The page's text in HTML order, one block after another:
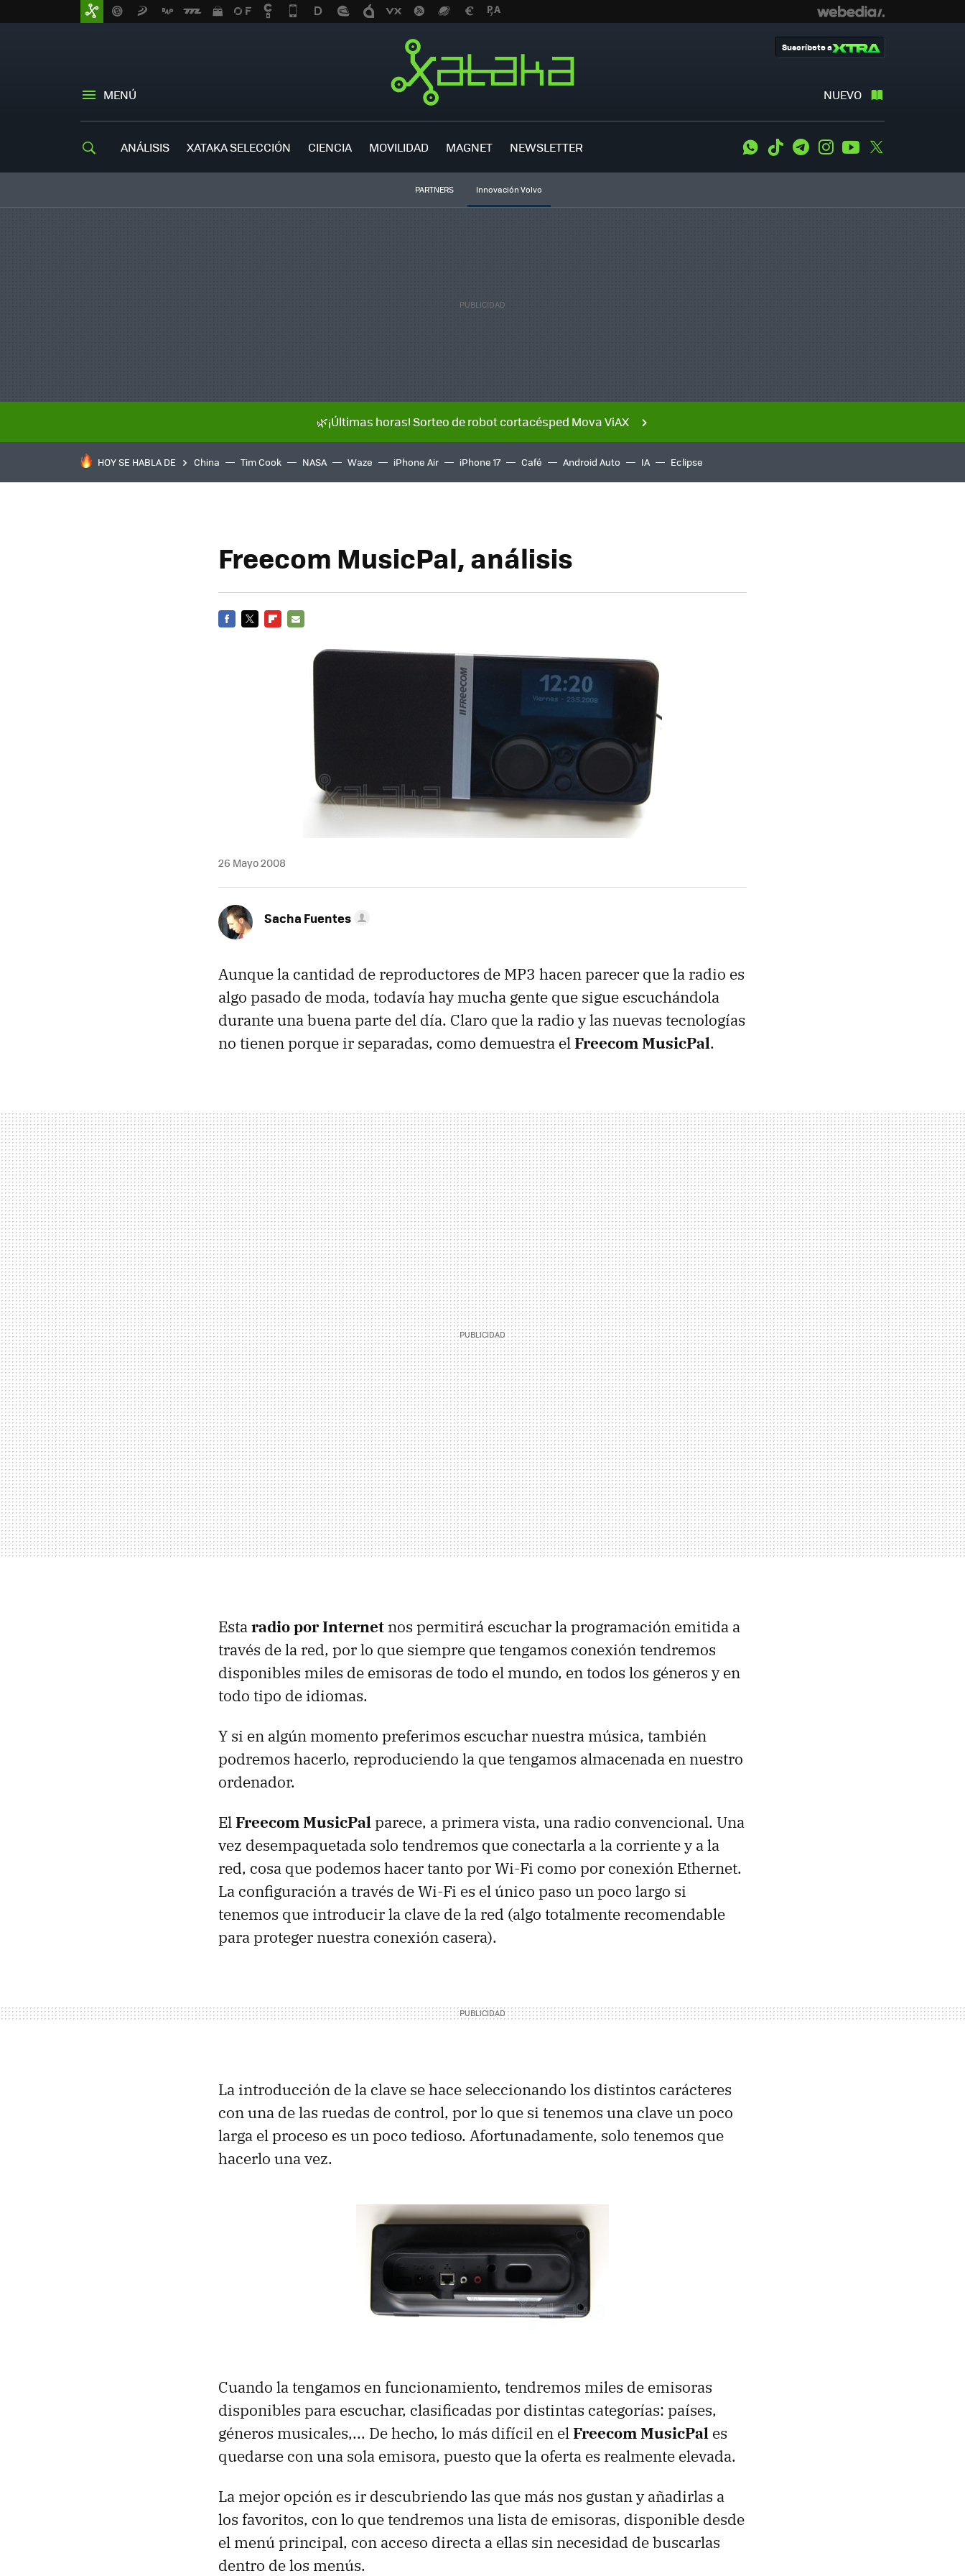
MENÚ NUEVO
Suscríbete a
ANÁLISIS XATAKA SELECCIÓN CIENCIA MOVILIDAD MAGNET NEWSLETTER WhatsApp
Tiktok TelegramInstagramYoutube
PARTNERS Innovación Volvo
🌿¡Últimas horas! Sorteo de robot cortacésped Mova ViAX
HOY SE HABLA DE China Tim Cook NASA Waze iPhone Air iPhone 17 Café Android Auto IA Eclipse
Freecom MusicPal, análisis
26 Mayo 2008
Sacha Fuentes
Aunque la cantidad de reproductores de MP3 hacen parecer que la radio es
algo pasado de moda, todavía hay mucha gente que sigue escuchándola
durante una buena parte del día. Claro que la radio y las nuevas tecnologías
no tienen porque ir separadas, como demuestra elFreecom MusicPal.
Estaradio por Internet nos permitirá escuchar la programación emitida a
través de la red, por lo que siempre que tengamos conexión tendremos
disponibles miles de emisoras de todo el mundo, en todos los géneros y en
todo tipo de idiomas.
Y si en algún momento preferimos escuchar nuestra música, también
podremos hacerlo, reproduciendo la que tengamos almacenada en nuestro
ordenador.
ElFreecom MusicPalparece, a primera vista, una radio convencional. Una
vez desempaquetada solo tendremos que conectarla a la corriente y a la
red, cosa que podemos hacer tanto por Wi-Fi como por conexión Ethernet.
La configuración a través de Wi-Fi es el único paso un poco largo si
tenemos que introducir la clave de la red (algo totalmente recomendable
para proteger nuestra conexión casera).
La introducción de la clave se hace seleccionando los distintos carácteres
con una de las ruedas de control, por lo que si tenemos una clave un poco
larga el proceso es un poco tedioso. Afortunadamente, solo tenemos que
hacerlo una vez.
Cuando la tengamos en funcionamiento, tendremos miles de emisoras
disponibles para escuchar, clasificadas por distintas categorías: países,
géneros musicales,... De hecho, lo más difícil en elFreecom MusicPal es
quedarse con una sola emisora, puesto que la oferta es realmente elevada.
La mejor opción es ir descubriendo las que más nos gustan y añadirlas a
los favoritos, con lo que tendremos una lista de emisoras, disponible desde
el menú principal, con acceso directa a ellas sin necesidad de buscarlas
dentro de los menús.